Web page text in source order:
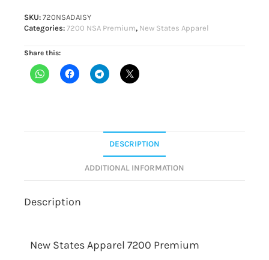
SKU:720NSADAISY
Categories:7200 NSA Premium, New States Apparel
Share this:
DESCRIPTION
ADDITIONAL INFORMATION
Description
New States Apparel 7200 Premium